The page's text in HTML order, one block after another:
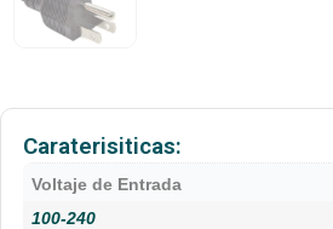
Caraterisiticas:
Voltaje de Entrada
100-240